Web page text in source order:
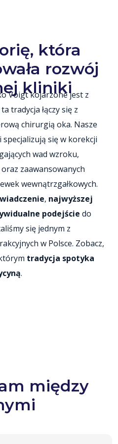
która
rozwój
kliniki
Voigt kojarzone jest z
tradycja łączy się z
chirurgią oka. Nasze
się w korekcji
wad wzroku,
zaawansowanych
wewnątrzgałkowych.
, najwyższej
podejście do
się jednym z
w Polsce. Zobacz,
tradycja spotyka
.
między